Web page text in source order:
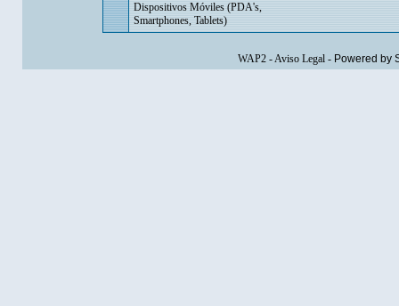
Dispositivos Móviles (PDA's,
Smartphones, Tablets)
WAP2-Aviso Legal- Powered by